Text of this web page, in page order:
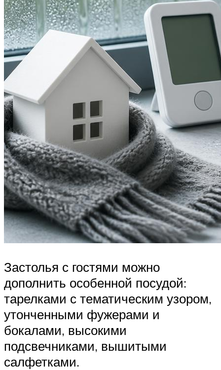
Застолья с гостями можно
дополнить особенной посудой:
тарелками с тематическим узором,
утонченными фужерами и
бокалами, высокими
подсвечниками, вышитыми
салфетками.